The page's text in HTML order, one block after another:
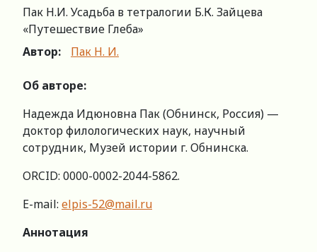
Пак Н.И. Усадьба в тетралогии Б.К. Зайцева
«Путешествие Глеба»
Автор:
Пак Н. И.
Об авторе:
Надежда Идюновна Пак (Обнинск, Россия) —
доктор филологических наук, научный
сотрудник, Музей истории г. Обнинска.
ORCID: 0000-0002-2044-5862.
E-mail: elpis-52@mail.ru
Аннотация